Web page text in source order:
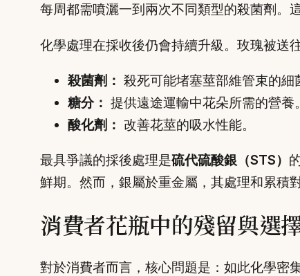
每周都需噴灑一到兩次不同類型的殺菌劑。
化學處理在採收後仍會持續升級。玫瑰被送
殺菌劑： 殺死可能堵塞莖部維管束的細
糖分： 提供遠途運輸中花朵所需的營養。
酸化劑： 改善花莖的吸水性能。
最具爭議的採後處理是硫代硫酸銀（STS）
鮮期。然而，銀屬於重金屬，其處理和累積
消費者花瓶中的殘留與選
對於消費者而言，核心問題是：如此化學密